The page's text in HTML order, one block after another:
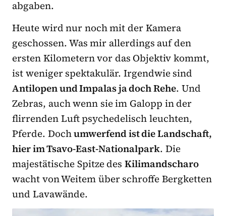
abgaben.
Heute wird nur noch mit der Kamera
geschossen. Was mir allerdings auf den
ersten Kilometern vor das Objektiv kommt,
ist weniger spektakulär. Irgendwie sind
Antilopen und Impalas ja doch Rehe. Und
Zebras, auch wenn sie im Galopp in der
flirrenden Luft psychedelisch leuchten,
Pferde. Dochumwerfend ist die Landschaft,
hier im Tsavo-East-Nationalpark. Die
majestätische Spitze des Kilimandscharo
wacht von Weitem über schroffe Bergketten
und Lavawände.